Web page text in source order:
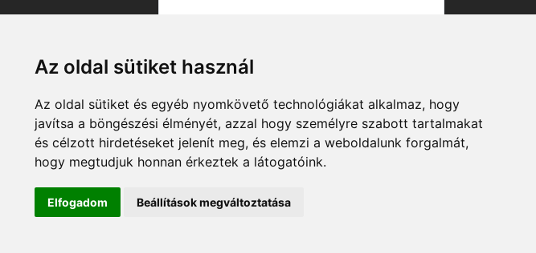
Az oldal sütiket használ
Az oldal sütiket és egyéb nyomkövető technológiákat alkalmaz, hogy
javítsa a böngészési élményét, azzal hogy személyre szabott tartalmakat
és célzott hirdetéseket jelenít meg, és elemzi a weboldalunk forgalmát,
hogy megtudjuk honnan érkeztek a látogatóink.
Elfogadom Beállítások megváltoztatása
Küldés